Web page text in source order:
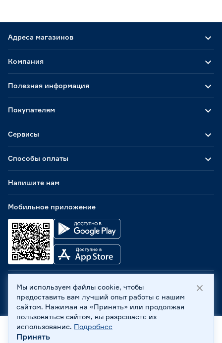
Адреса магазинов
Способы оплаты
Мобильное приложение
Компания
Полезная информация
Покупателям
Сервисы
Напишите нам
ООО «Бауцентр Рус» 2004 -2026, 236029, г. Калининград,
ул. А.Невского, 205. ИНН 7702596813, КПП 390601001 ©
Все права защищены
Политика обработки персональных данных
Правовая информация
Охрана труда
Главная
Мы используем файлы cookie, чтобы
предоставить вам лучший опыт работы с нашим
сайтом. Нажимая на «Принять» или продолжая
пользоваться сайтом, вы разрешаете их
использование. Подробнее
Принять